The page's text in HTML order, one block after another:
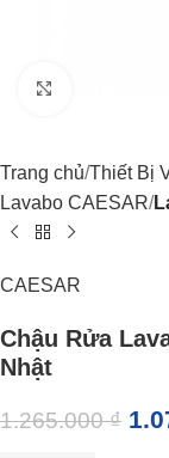
Trang chủ Thiết Bị
Lavabo CAESAR
CAESAR
Chậu Rửa
Nhật
1.265.000₫